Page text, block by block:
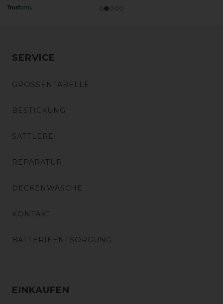
SERVICE
GRÖSSENTABELLE
BESTICKUNG
SATTLEREI
REPARATUR
DECKENWÄSCHE
KONTAKT
BATTERIEENTSORGUNG
EINKAUFEN